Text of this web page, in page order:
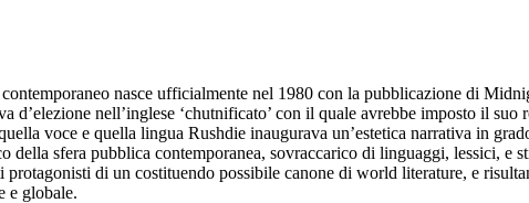
nasce ufficialmente nel 1980 con la pubblicazione di
d’elezione nell’inglese ‘chutnificato’ con il quale avrebbe imposto il
voce e quella lingua Rushdie inaugurava un’estetica narrativa in
della sfera pubblica contemporanea, sovraccarico di linguaggi, lessici,
di un costituendo possibile canone di world literature, e
e globale.